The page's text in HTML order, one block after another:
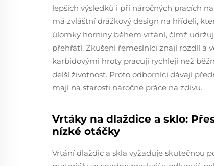
lepších výsledků i při náročných pracích
má zvláštní drážkový design na hřídeli,
úlomky horniny během vrtání, čímž
přehřátí. Zkušení řemeslníci znají rozdíl a
karbidovými hroty pracují rychleji než
delší životnost. Proto odborníci dávají
mají na starosti náročné práce na zdivu.
Vrtáky na dlaždice a sklo:
nízké otáčky
Vrtání dlaždic a skla vyžaduje skutečnou